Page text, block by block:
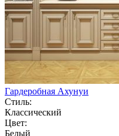
Гардеробная Ахунуи
Стиль:
Классический
Цвет:
Белый